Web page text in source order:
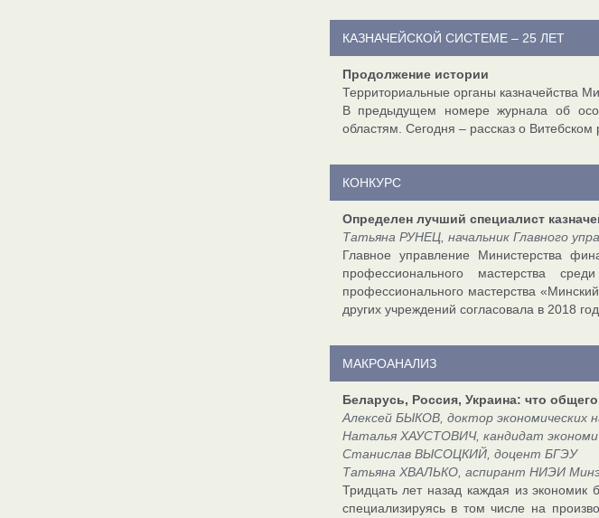
КАЗНАЧЕЙСКОЙ СИСТЕМЕ – 25 ЛЕТ
Продолжение истории
Территориальные органы казначейства
В предыдущем номере журнала об
областям. Сегодня – рассказ о Витебском
КОНКУРС
Определен лучший специалист
Татьяна РУНЕЦ, начальник Главного
Главное управление Министерства
профессионального мастерства
профессионального мастерства
других учреждений согласовала в 2018
МАКРОАНАЛИЗ
Беларусь, Россия, Украина: что
Алексей БЫКОВ, доктор экономических
Наталья ХАУСТОВИЧ, кандидат
Станислав ВЫСОЦКИЙ, доцент БГЭУ
Татьяна ХВАЛЬКО, аспирант НИЭИ
Тридцать лет назад каждая из
специализируясь в том числе на